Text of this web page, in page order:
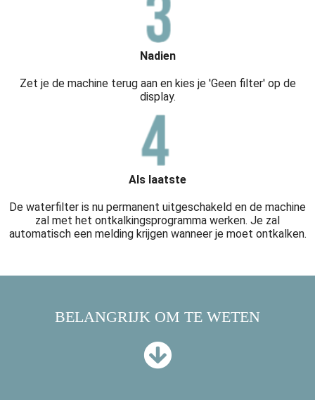
Nadien
Zet je de machine terug aan en kies je 'Geen filter' op de
display.
Als laatste
De waterfilter is nu permanent uitgeschakeld en de machine
zal met het ontkalkingsprogramma werken. Je zal
automatisch een melding krijgen wanneer je moet ontkalken.
BELANGRIJK OM TE WETEN